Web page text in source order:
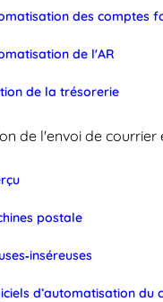
des comptes
de l'AR
de la trésorerie
de l'envoi de courrier
postale
d’automatisation du